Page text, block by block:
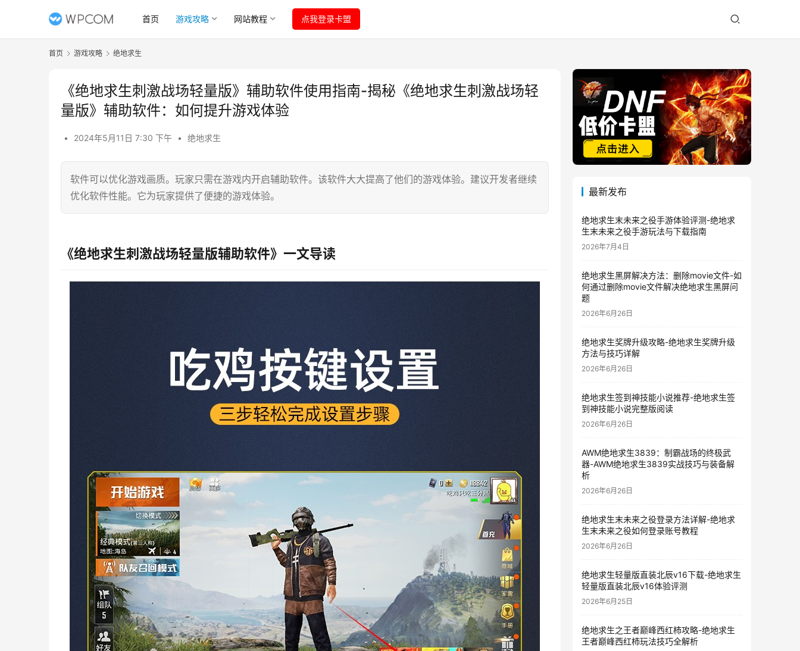
首页 游戏攻略 网站教程 点我登录卡盟
首页 游戏攻略 绝地求生
《绝地求生刺激战场轻量版》辅助软件使用指南-揭秘《绝地求生刺激战场轻
量版》辅助软件：如何提升游戏体验
• 2024年5月11日 7:30 下午 • 绝地求生
软件可以优化游戏画质。玩家只需在游戏内开启辅助软件。该软件大大提高了他们的游戏体验。建议开发者继续
优化软件性能。它为玩家提供了便捷的游戏体验。
《绝地求生刺激战场轻量版辅助软件》一文导读
最新发布
绝地求生末未来之役手游体验评测-绝地求
生末未来之役手游玩法与下载指南
2026年7月4日
绝地求生黑屏解决方法：删除movie文件-如
何通过删除movie文件解决绝地求生黑屏问
题
2026年6月26日
绝地求生奖牌升级攻略-绝地求生奖牌升级
方法与技巧详解
2026年6月26日
绝地求生签到神技能小说推荐-绝地求生签
到神技能小说完整版阅读
2026年6月26日
AWM绝地求生3839：制霸战场的终极武
器-AWM绝地求生3839实战技巧与装备解
析
2026年6月26日
绝地求生末未来之役登录方法详解-绝地求
生末未来之役如何登录账号教程
2026年6月26日
绝地求生轻量版直装北辰v16下载-绝地求生
轻量版直装北辰v16体验评测
2026年6月25日
绝地求生之王者巅峰西红柿攻略-绝地求生
王者巅峰西红柿玩法技巧全解析